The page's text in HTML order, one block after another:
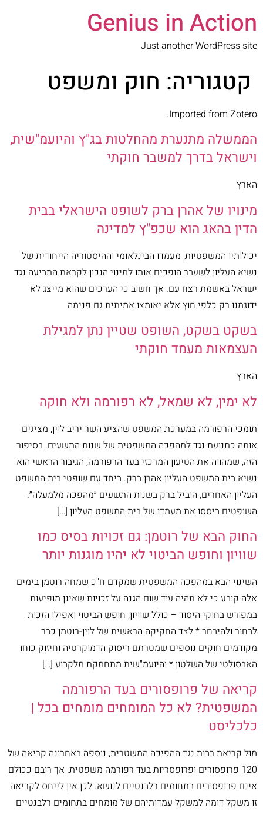
Genius in Action
Just another WordPress site
קטגוריה: חוק ומשפט
Imported from Zotero.
הממשלה מתנערת מהחלטות בג"ץ והיועמ"שית,
וישראל בדרך למשבר חוקתי
הארץ
מינויו של אהרן ברק לשופט הישראלי בבית
הדין בהאג הוא שכפ"ץ למדינה
יכולותיו המשפטיות, מעמדו הבינלאומי וההיסטוריה הייחודית של
נשיא העליון לשעבר הופכים אותו למינוי הנכון לקראת התביעה נגד
ישראל באשמת רצח עם. אך חשוב כי הערכים שהוא מייצג לא
ידוגמנו רק כלפי חוץ אלא יאומצו אמיתית גם פנימה
בשקט בשקט, השופט שטיין נתן למגילת
העצמאות מעמד חוקתי
הארץ
לא ימין, לא שמאל, לא רפורמה ולא חוקה
תומכי הרפורמה במערכת המשפט שהציע השר יריב לוין, מציגים
אותה כתנועת נגד למהפכה המשפטית של שנות התשעים. בסיפור
הזה, שמהווה את הטיעון המרכזי בעד הרפורמה, הגיבור הראשי הוא
נשיא בית המשפט העליון אהרן ברק. ביחד עם שופטי בית המשפט
העליון האחרים, הוביל ברק בשנות התשעים ״מהפכה מלמעלה״.
השופטים ביססו את מעמדו של בית המשפט העליון […]
החוק הבא של רוטמן: גם זכויות בסיס כמו
שוויון וחופש הביטוי לא יהיו מוגנות יותר
השינוי הבא במהפכה המשפטית שמקדם ח"כ שמחה רוטמן בימים
אלה קובע כי לא תהיה עוד שום הגנה על זכויות שאינן מופיעות
במפורש בחוקי היסוד – כולל שוויון, חופש הביטוי ואפילו הזכות
לבחור ולהיבחר * לצד החקיקה הראשית של לוין-רוטמן כבר
מקודמים חוקים נוספים שמטרתם ריסוק הדמוקרטיה וחיזוק כוחו
האבסולטי של השלטון * והיועמ"שית מתחמקת מלקבוע […]
קריאה של פרופסורים בעד הרפורמה
המשפטית? לא כל המומחים מומחים בכל |
כלכליסט
מול קריאת רבות נגד ההפיכה המשטרית, נוספה באחרונה קריאה של
120 פרופסורים ופרופסריות בעד רפורמה משפטית. אך רובם ככולם
אינם פרופסורים בתחומים רלבנטיים לנושא. לכן אין לייחס לקריאה
זו משקל דומה למשקל עמדותיהם של מומחים בתחומים רלבנטיים